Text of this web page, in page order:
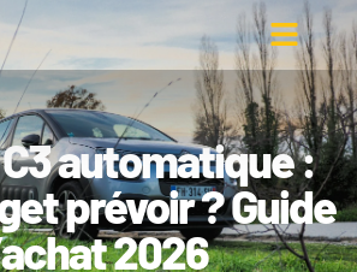
automatique :
prévoir ? Guide
2026